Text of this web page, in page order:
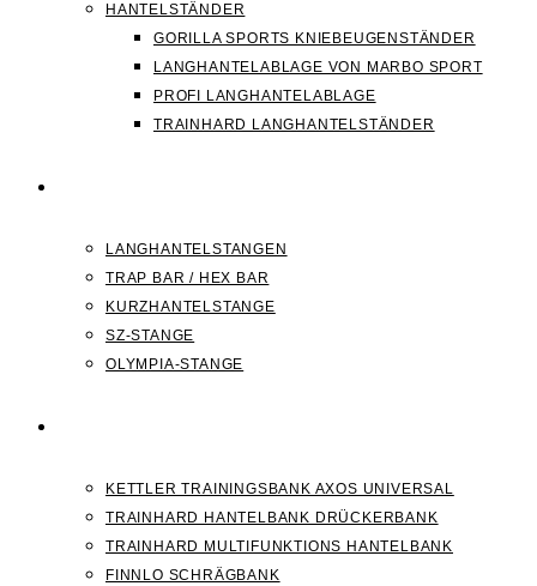
HANTELSTÄNDER
GORILLA SPORTS KNIEBEUGENSTÄNDER
LANGHANTELABLAGE VON MARBO SPORT
PROFI LANGHANTELABLAGE
TRAINHARD LANGHANTELSTÄNDER
LANGHANTELSTANGEN
TRAP BAR / HEX BAR
KURZHANTELSTANGE
SZ-STANGE
OLYMPIA-STANGE
KETTLER TRAININGSBANK AXOS UNIVERSAL
TRAINHARD HANTELBANK DRÜCKERBANK
TRAINHARD MULTIFUNKTIONS HANTELBANK
FINNLO SCHRÄGBANK